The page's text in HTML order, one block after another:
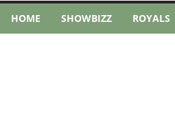
HOME SHOWBIZZ ROYALS